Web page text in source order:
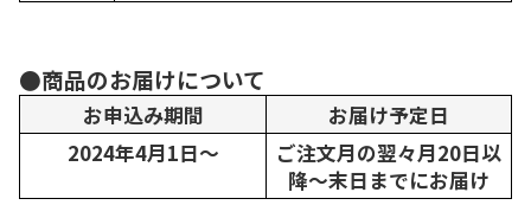
●商品のお届けについて
お申込み期間
お届け予定日
2024年4月1日～
ご注文月の翌々月20日以
降～末日までにお届け